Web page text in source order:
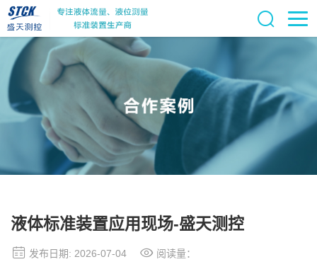
液体标准装置应用现场-盛天测控
发布日期: 2026-07-04 阅读量：